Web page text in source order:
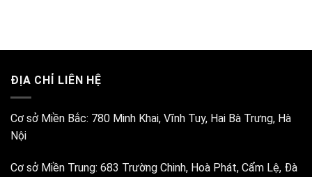
ĐỊA CHỈ LIÊN HỆ
Cơ sở Miền Bắc: 780 Minh Khai, Vĩnh Tuy, Hai Bà Trưng, Hà
Nội
Cơ sở Miền Trung: 683 Trường Chinh, Hoà Phát, Cẩm Lệ, Đà